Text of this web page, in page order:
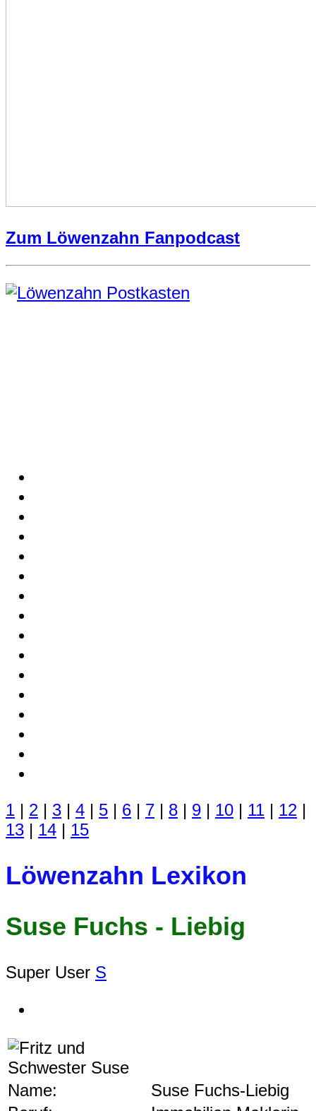
Zum Löwenzahn Fanpodcast
1 | 2 | 3 | 4 | 5 | 6 | 7 | 8 | 9 | 10 | 11 | 12 |
13 | 14 | 15
Löwenzahn Lexikon
Suse Fuchs - Liebig
Super User S
Name:
Suse Fuchs-Liebig